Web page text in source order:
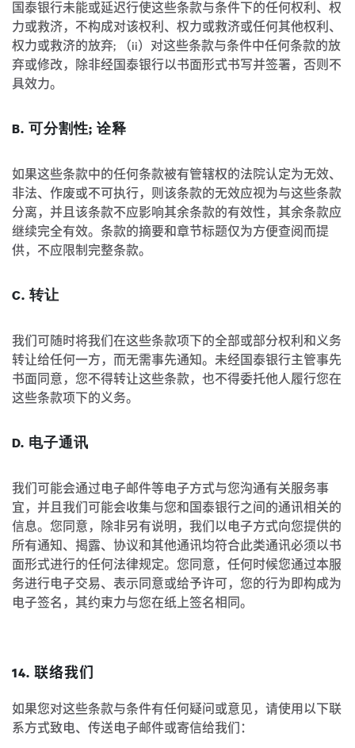
国泰银行未能或延迟行使这些条款与条件下的任何权利、权
力或救济，不构成对该权利、权力或救济或任何其他权利、
权力或救济的放弃; （ii）对这些条款与条件中任何条款的放
弃或修改，除非经国泰银行以书面形式书写并签署，否则不
具效力。
B. 可分割性; 诠释
如果这些条款中的任何条款被有管辖权的法院认定为无效、
非法、作废或不可执行，则该条款的无效应视为与这些条款
分离，并且该条款不应影响其余条款的有效性，其余条款应
继续完全有效。条款的摘要和章节标题仅为方便查阅而提
供，不应限制完整条款。
C. 转让
我们可随时将我们在这些条款项下的全部或部分权利和义务
转让给任何一方，而无需事先通知。未经国泰银行主管事先
书面同意，您不得转让这些条款，也不得委托他人履行您在
这些条款项下的义务。
D. 电子通讯
我们可能会通过电子邮件等电子方式与您沟通有关服务事
宜，并且我们可能会收集与您和国泰银行之间的通讯相关的
信息。您同意，除非另有说明，我们以电子方式向您提供的
所有通知、揭露、协议和其他通讯均符合此类通讯必须以书
面形式进行的任何法律规定。您同意，任何时候您通过本服
务进行电子交易、表示同意或给予许可，您的行为即构成为
电子签名，其约束力与您在纸上签名相同。
14. 联络我们
如果您对这些条款与条件有任何疑问或意见，请使用以下联
系方式致电、传送电子邮件或寄信给我们：